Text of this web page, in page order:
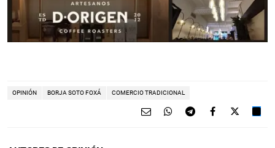
OPINIÓN BORJA SOTO FOXÁ COMERCIO TRADICIONAL